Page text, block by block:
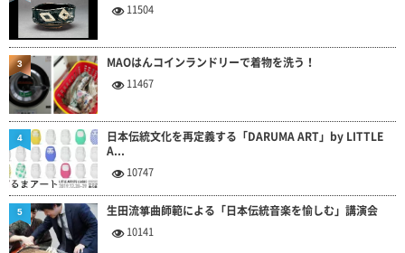
11504
MAOはんコインランドリーで着物を洗う！
11467
3
日本伝統文化を再定義する「DARUMA ART」by LITTLE
A...
10747
4
生田流箏曲師範による「日本伝統音楽を愉しむ」講演会
10141
5